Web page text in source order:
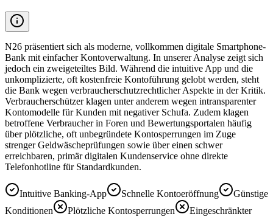
N26 präsentiert sich als moderne, vollkommen digitale Smartphone-
Bank mit einfacher Kontoverwaltung. In unserer Analyse zeigt sich
jedoch ein zweigeteiltes Bild. Während die intuitive App und die
unkomplizierte, oft kostenfreie Kontoführung gelobt werden, steht
die Bank wegen verbraucherschutzrechtlicher Aspekte in der Kritik.
Verbraucherschützer klagen unter anderem wegen intransparenter
Kontomodelle für Kunden mit negativer Schufa. Zudem klagen
betroffene Verbraucher in Foren und Bewertungsportalen häufig
über plötzliche, oft unbegründete Kontosperrungen im Zuge
strenger Geldwäscheprüfungen sowie über einen schwer
erreichbaren, primär digitalen Kundenservice ohne direkte
Telefonhotline für Standardkunden.
Intuitive Banking-App Schnelle Kontoeröffnung
Günstige
Konditionen
Plötzliche Kontosperrungen
Eingeschränkter